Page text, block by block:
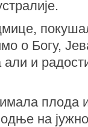
о Богу,
и
плода
на